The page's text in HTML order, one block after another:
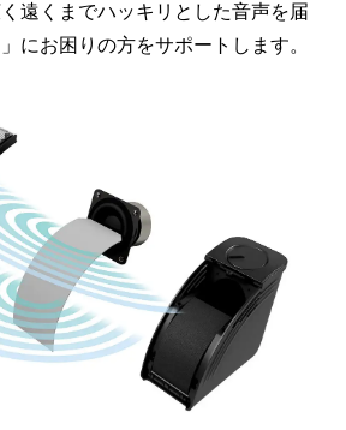
遠くまでハッキリとした音声を届
にお困りの方をサポートします。